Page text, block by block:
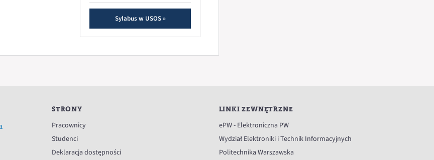
Sylabus w USOS »
STRONY
Pracownicy
Studenci
Deklaracja dostępności
LINKI ZEWNĘTRZNE
ePW - Elektroniczna PW
Wydział Elektroniki i Technik Informacyjnych
Politechnika Warszawska